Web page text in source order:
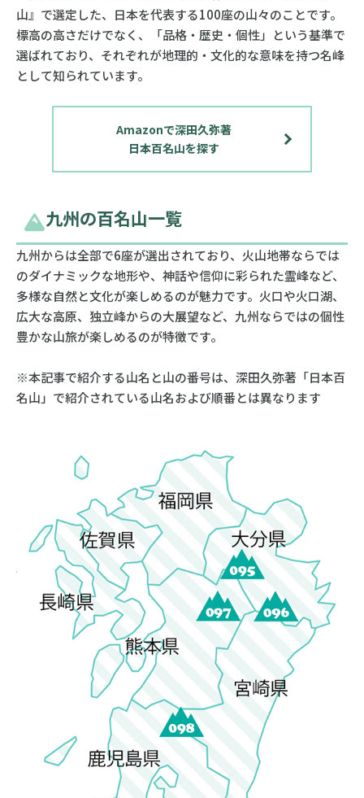
山』で選定した、日本を代表する100座の山々のことです。
標高の高さだけでなく、「品格・歴史・個性」という基準で
選ばれており、それぞれが地理的・文化的な意味を持つ名峰
として知られています。
Amazonで深田久弥著
日本百名山を探す
九州の百名山一覧
九州からは全部で6座が選出されており、火山地帯ならでは
のダイナミックな地形や、神話や信仰に彩られた霊峰など、
多様な自然と文化が楽しめるのが魅力です。火口や火口湖、
広大な高原、独立峰からの大展望など、九州ならではの個性
豊かな山旅が楽しめるのが特徴です。
※本記事で紹介する山名と山の番号は、深田久弥著「日本百
名山」で紹介されている山名および順番とは異なります